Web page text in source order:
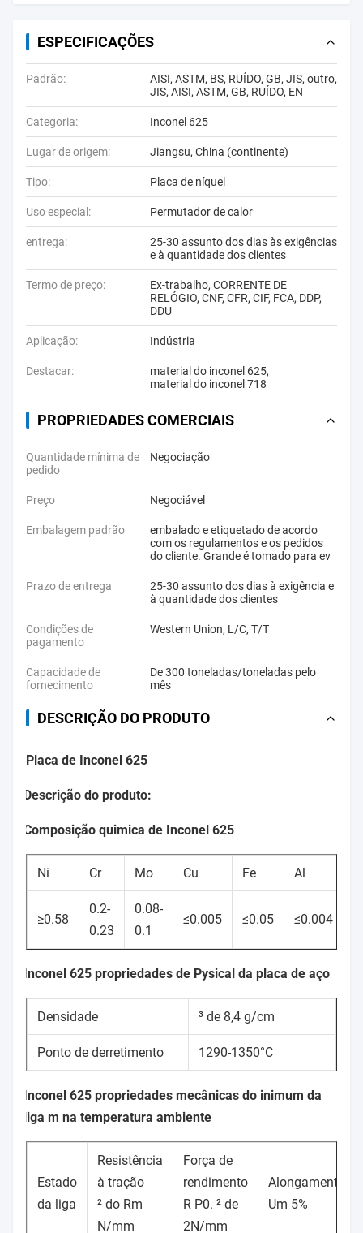
ESPECIFICAÇÕES
Padrão:
AISI, ASTM, BS, RUÍDO, GB, JIS, outro,
JIS, AISI, ASTM, GB, RUÍDO, EN
Categoria: Inconel 625
Lugar de origem: Jiangsu, China (continente)
Tipo: Placa de níquel
Uso especial: Permutador de calor
entrega:
25-30 assunto dos dias às exigências
e à quantidade dos clientes
Termo de preço:
Ex-trabalho, CORRENTE DE
RELÓGIO, CNF, CFR, CIF, FCA, DDP,
DDU
Aplicação: Indústria
Destacar: material do inconel 625,
material do inconel 718
PROPRIEDADES COMERCIAIS
Quantidade mínima de
pedido
Negociação
Preço Negociável
Embalagem padrão
embalado e etiquetado de acordo
com os regulamentos e os pedidos
do cliente. Grande é tomado para ev
Prazo de entrega
25-30 assunto dos dias à exigência e
à quantidade dos clientes
Condições de
pagamento
Western Union, L/C, T/T
Capacidade de
fornecimento
De 300 toneladas/toneladas pelo
mês
DESCRIÇÃO DO PRODUTO
Placa de Inconel 625
Descrição do produto:
Composição quimica de Inconel 625
Ni Cr Mo Cu Fe Al
≥0.58
0.2-
0.23
0.08-
0.1
≤0.005 ≤0.05 ≤0.004
Inconel 625 propriedades de Pysical da placa de aço
Densidade ³ de 8,4 g/cm
Ponto de derretimento 1290-1350°C
Inconel 625 propriedades mecânicas do inimum da
liga m na temperatura ambiente
Estado
da liga
Resistência
à tração
² do Rm
N/mm
Força de
rendimento
R P0. ² de
2N/mm
Alongamento
Um 5%